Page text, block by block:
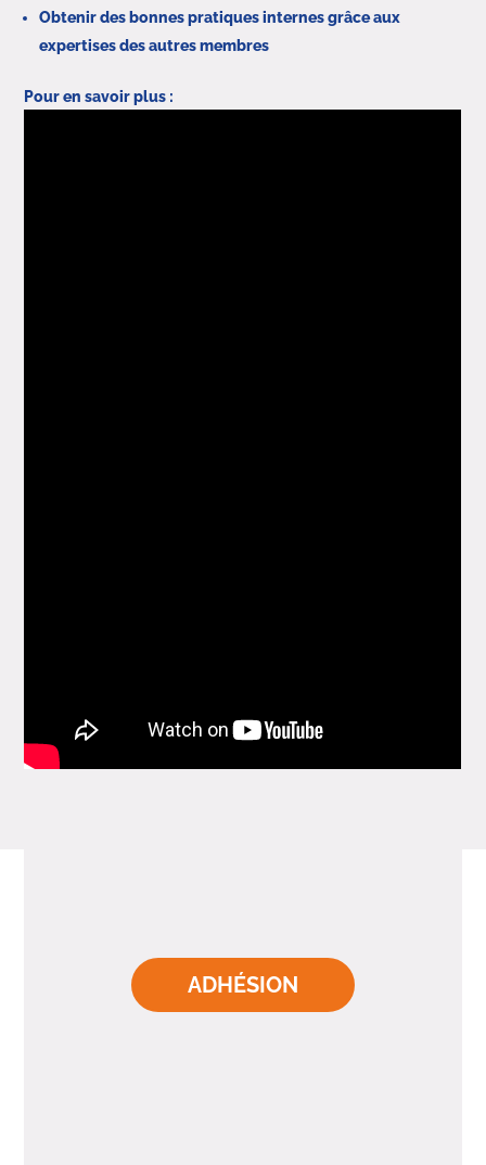
Obtenir des bonnes pratiques internes grâce aux
expertises des autres membres
Pour en savoir plus :
ADHÉSION